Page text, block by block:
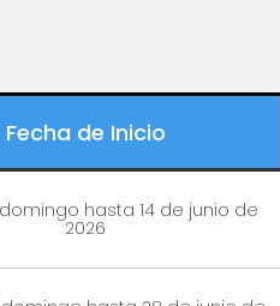
Fecha de Inicio
domingo hasta 14 de junio de
2026